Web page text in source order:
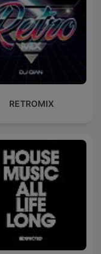
RETROMIX